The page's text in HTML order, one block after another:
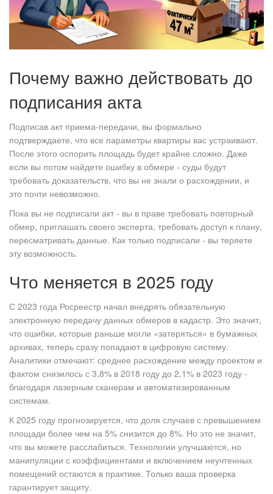
Почему важно действовать до
подписания акта
Подписав акт приема-передачи, вы формально
подтверждаете, что все параметры квартиры вас устраивают.
После этого оспорить площадь будет крайне сложно. Даже
если вы потом найдете ошибку в обмере - суды будут
требовать доказательств, что вы не знали о расхождении, и
это почти невозможно.
Пока вы не подписали акт - вы в праве требовать повторный
обмер, приглашать своего эксперта, требовать доступ к плану,
пересматривать данные. Как только подписали - вы теряете
эту возможность.
Что меняется в 2025 году
С 2023 года Росреестр начал внедрять обязательную
электронную передачу данных обмеров в кадастр. Это значит,
что ошибки, которые раньше могли «затеряться» в бумажных
архивах, теперь сразу попадают в цифровую систему.
Аналитики отмечают: среднее расхождение между проектом и
фактом снизилось с 3,8% в 2018 году до 2,1% в 2023 году -
благодаря лазерным сканерам и автоматизированным
системам.
К 2025 году прогнозируется, что доля случаев с превышением
площади более чем на 5% снизится до 8%. Но это не значит,
что вы можете расслабиться. Технологии улучшаются, но
манипуляции с коэффициентами и включением неучтенных
помещений остаются в практике. Только ваша проверка
гарантирует защиту.